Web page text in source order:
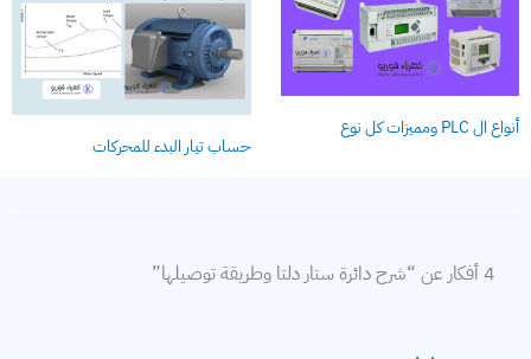
أنواع ال PLC ومميزات كل نوع
حساب تيار البدء للمحركات
4 أفكار عن “شرح دائرة ستار دلتا وطريقة توصيلها”